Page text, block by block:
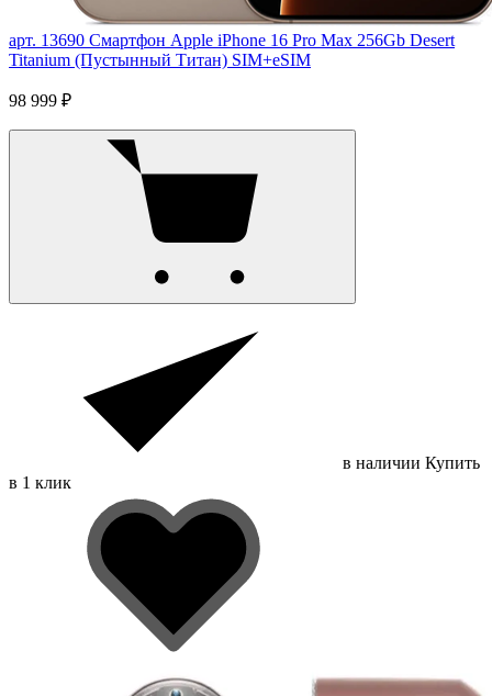
арт. 13690 Смартфон Apple iPhone 16 Pro Max 256Gb Desert
Titanium (Пустынный Титан) SIM+eSIM
98 999 ₽
в наличии Купить
в 1 клик